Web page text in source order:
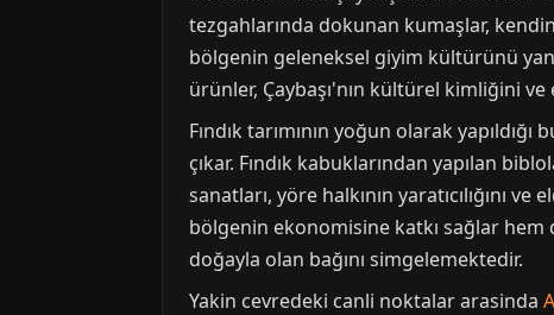
tezgahlarında dokunan kumaşlar,
bölgenin geleneksel giyim kültürünü
ürünler, Çaybaşı'nın kültürel kimliğini
Fındık tarımının yoğun olarak
çıkar. Fındık kabuklarından yapılan
sanatları, yöre halkının yaratıcılığını
bölgenin ekonomisine katkı sağlar hem
doğayla olan bağını simgelemektedir.
Yakin cevredeki canli noktalar arasinda